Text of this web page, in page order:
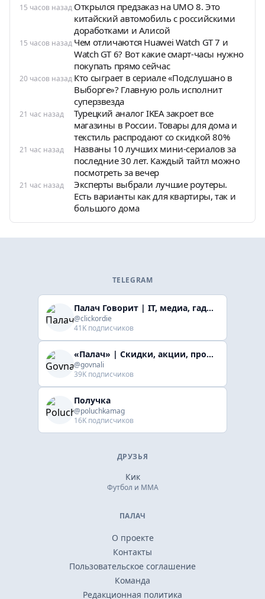
15 часов назад Открылся предзаказ на UMO 8. Это
китайский автомобиль с российскими
доработками и Алисой
15 часов назад Чем отличаются Huawei Watch GT 7 и
Watch GT 6? Вот какие смарт-часы нужно
покупать прямо сейчас
20 часов назад Кто сыграет в сериале «Подслушано в
Выборге»? Главную роль исполнит
суперзвезда
21 час назад
Турецкий аналог IKEA закроет все
магазины в России. Товары для дома и
текстиль распродают со скидкой 80%
21 час назад
Названы 10 лучших мини-сериалов за
последние 30 лет. Каждый тайтл можно
посмотреть за вечер
21 час назад
Эксперты выбрали лучшие роутеры.
Есть варианты как для квартиры, так и
большого дома
TELEGRAM
Палач Говорит | IT, медиа, гaджеты, скидки
@clickordie
41K подписчиков
«Палач» | Скидки, акции, промокоды
@govnali
39K подписчиков
Получка
@poluchkamag
16K подписчиков
ДРУЗЬЯ
Кик
Футбол и ММА
ПАЛАЧ
О проекте
Контакты
Пользовательское соглашение
Команда
Редакционная политика